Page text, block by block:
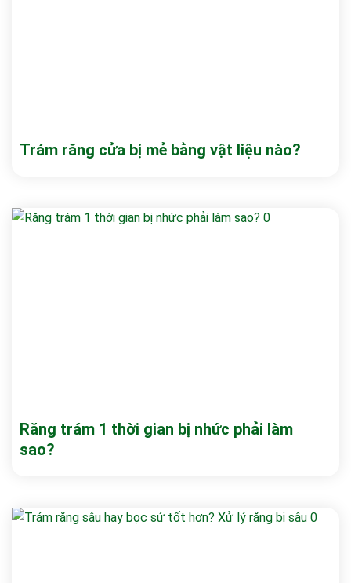
Trám răng cửa bị mẻ bằng vật liệu nào?
Răng trám 1 thời gian bị nhức phải làm
sao?